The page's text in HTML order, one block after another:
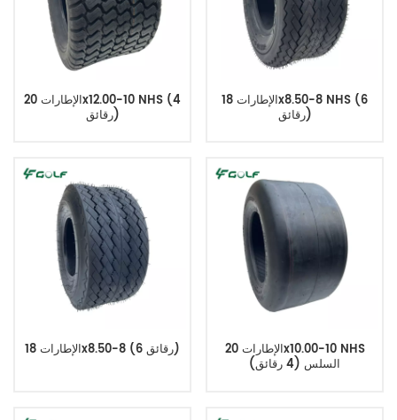
الإطارات 20x12.00-10 NHS (4
رقائق)
الإطارات 18x8.50-8 NHS (6
رقائق)
الإطارات 18x8.50-8 (6 رقائق)
الإطارات 20x10.00-10 NHS
السلس (4 رقائق)